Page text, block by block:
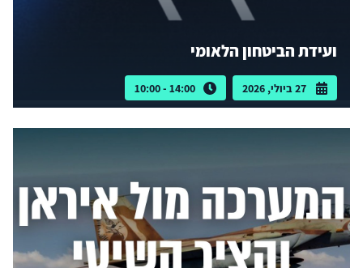
ועידת הביטחון הלאומי
27 ביולי, 2026 14:00 - 10:00